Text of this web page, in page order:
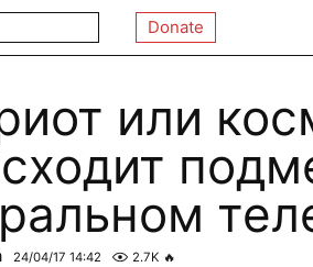
Donate
или
24/04/17 14:42 2.7K 🔥